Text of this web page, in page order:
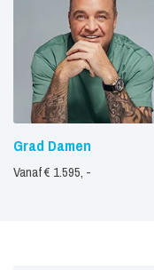
Grad Damen
Vanaf € 1.595, -